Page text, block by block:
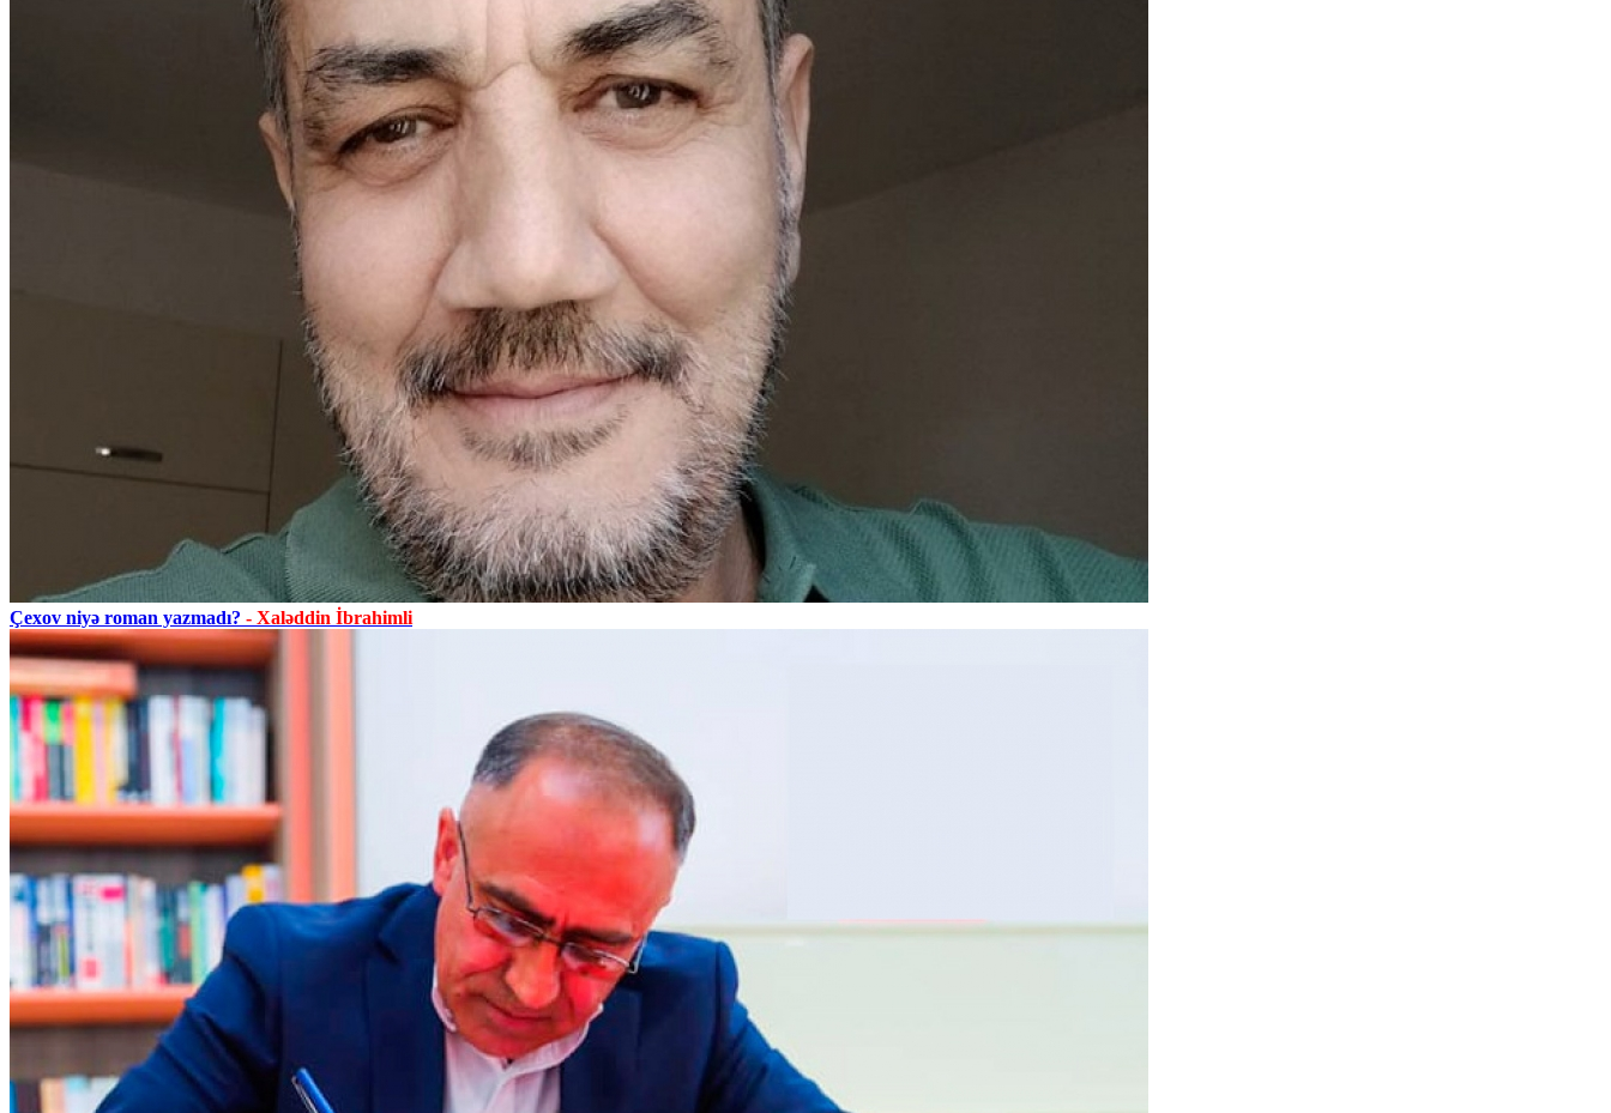
Çexov niyə roman yazmadı? - Xaləddin İbrahimli